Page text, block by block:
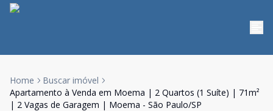
Home
Buscar imóvel
Apartamento à Venda em Moema | 2 Quartos (1 Suíte) | 71m²
| 2 Vagas de Garagem | Moema - São Paulo/SP